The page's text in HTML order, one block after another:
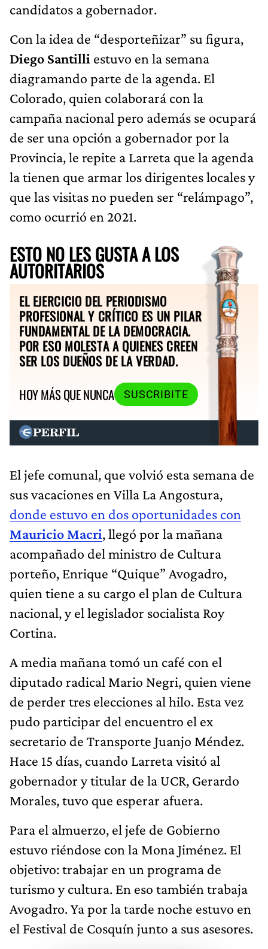
candidatos a gobernador.
Con la idea de “desporteñizar” su figura,
Diego Santilli estuvo en la semana
diagramando parte de la agenda. El
Colorado, quien colaborará con la
campaña nacional pero además se ocupará
de ser una opción a gobernador por la
Provincia, le repite a Larreta que la agenda
la tienen que armar los dirigentes locales y
que las visitas no pueden ser “relámpago”,
como ocurrió en 2021.
ESTO NO LES GUSTA A LOS
AUTORITARIOS
EL EJERCICIO DEL PERIODISMO
PROFESIONAL Y CRÍTICO ES UN PILAR
FUNDAMENTAL DE LA DEMOCRACIA.
POR ESO MOLESTA A QUIENES CREEN
SER LOS DUEÑOS DE LA VERDAD.
HOY MÁS QUE NUNCA
SUSCRIBITE
El jefe comunal, que volvió esta semana de
sus vacaciones en Villa La Angostura,
donde estuvo en dos oportunidades con
Mauricio Macri, llegó por la mañana
acompañado del ministro de Cultura
porteño, Enrique “Quique” Avogadro,
quien tiene a su cargo el plan de Cultura
nacional, y el legislador socialista Roy
Cortina.
A media mañana tomó un café con el
diputado radical Mario Negri, quien viene
de perder tres elecciones al hilo. Esta vez
pudo participar del encuentro el ex
secretario de Transporte Juanjo Méndez.
Hace 15 días, cuando Larreta visitó al
gobernador y titular de la UCR, Gerardo
Morales, tuvo que esperar afuera.
Para el almuerzo, el jefe de Gobierno
estuvo riéndose con la Mona Jiménez. El
objetivo: trabajar en un programa de
turismo y cultura. En eso también trabaja
Avogadro. Ya por la tarde noche estuvo en
el Festival de Cosquín junto a sus asesores.